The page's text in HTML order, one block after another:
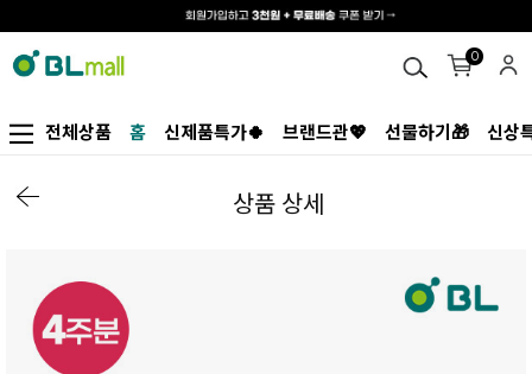
0
전체상품 홈 신제품특가🍀 브랜드관💖 선물하기🎁 신상
상품 상세